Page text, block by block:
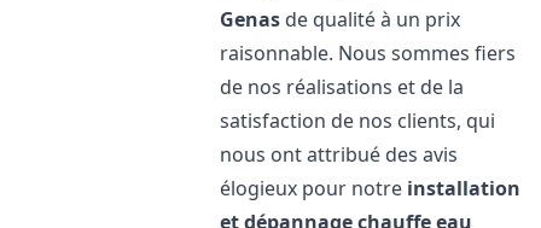
Genas de qualité à un prix
raisonnable. Nous sommes fiers
de nos réalisations et de la
satisfaction de nos clients, qui
nous ont attribué des avis
élogieux pour notre installation
et dépannage chauffe eau